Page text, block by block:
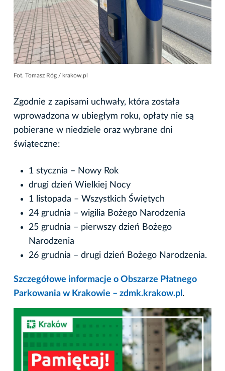
Fot. Tomasz Róg / krakow.pl
Zgodnie z zapisami uchwały, która została
wprowadzona w ubiegłym roku, opłaty nie są
pobierane w niedziele oraz wybrane dni
świąteczne:
1 stycznia – Nowy Rok
drugi dzień Wielkiej Nocy
1 listopada – Wszystkich Świętych
24 grudnia – wigilia Bożego Narodzenia
25 grudnia – pierwszy dzień Bożego
Narodzenia
26 grudnia – drugi dzień Bożego Narodzenia.
Szczegółowe informacje o Obszarze Płatnego
Parkowania w Krakowie – zdmk.krakow.pl .